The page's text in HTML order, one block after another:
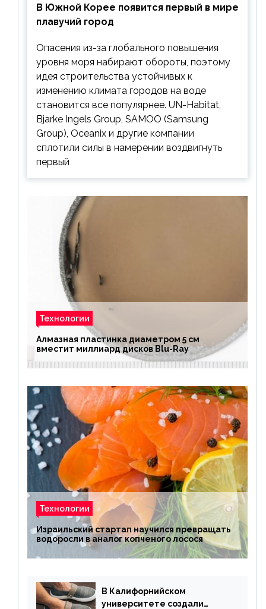
В Южной Корее появится первый в мире
плавучий город
Опасения из-за глобального повышения
уровня моря набирают обороты, поэтому
идея строительства устойчивых к
изменению климата городов на воде
становится все популярнее. UN-Habitat,
Bjarke Ingels Group, SAMOO (Samsung
Group), Oceanix и другие компании
сплотили силы в намерении воздвигнуть
первый
Технологии
Алмазная пластинка диаметром 5 см
вместит миллиард дисков Blu-Ray
Технологии
Израильский стартап научился превращать
водоросли в аналог копченого лосося
В Калифорнийском
университете создали